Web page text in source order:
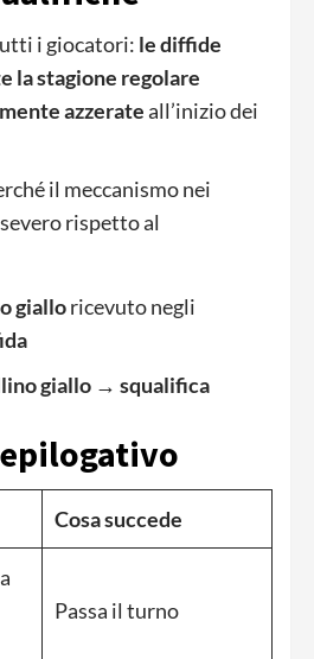
i giocatori: le diffide
la stagione regolare
azzerateall’inizio dei
il meccanismo nei
rispetto al
gialloricevuto negli
giallo → squalifica
Cosa succede
Passa il turno